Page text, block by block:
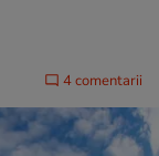
4 comentarii